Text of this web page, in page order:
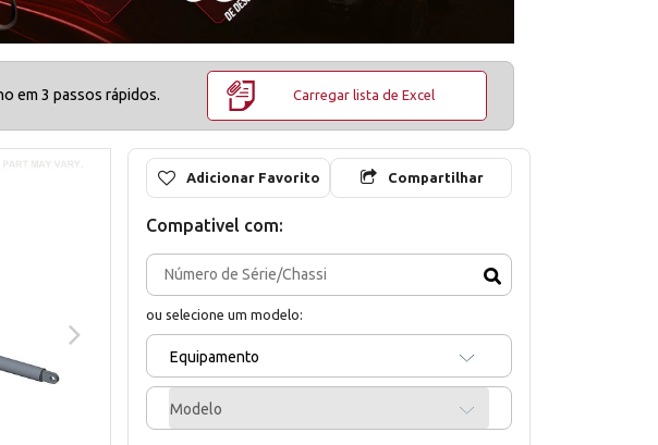
em 3 passos rápidos. Carregar lista de Excel
Adicionar Favorito Compartilhar
Compativel com:
ou selecione um modelo:
Equipamento
Modelo